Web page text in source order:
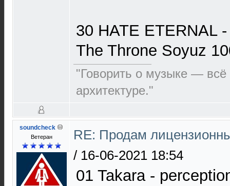
30 HATE ETERNAL
The Throne Soyuz
"Говорить о музыке — всё
архитектуре."
soundcheck
Ветеран
RE: Продам
/ 16-06-2021 18:54
01 Takara -